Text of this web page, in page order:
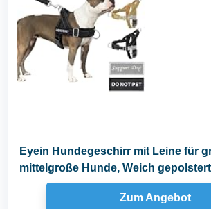
Eyein Hundegeschirr mit Leine für
mittelgroße Hunde, Weich
Brustgeschirr mit...
Zum Angebot